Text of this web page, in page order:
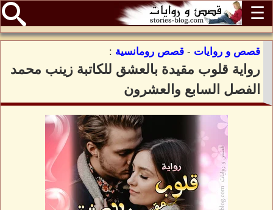
☰
قصص و روايات - قصص رومانسية :
رواية قلوب مقيدة بالعشق للكاتبة زينب محمد
الفصل السابع والعشرون